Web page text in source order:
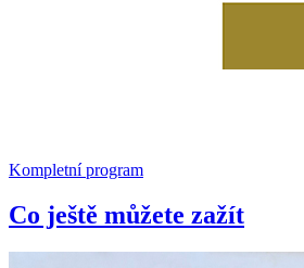
Kompletní program
Co ještě můžete zažít